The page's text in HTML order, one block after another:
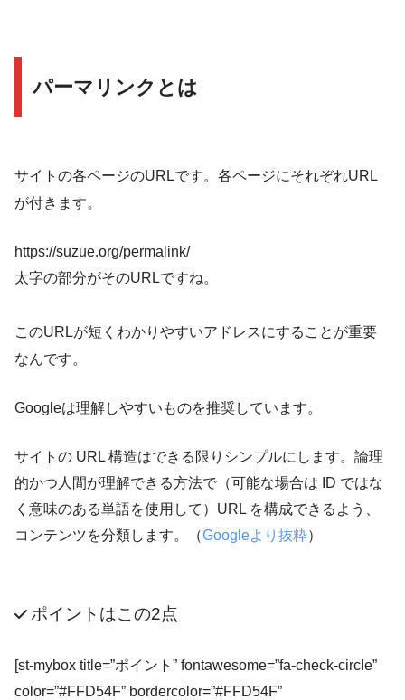
パーマリンクとは
サイトの各ページのURLです。各ページにそれぞれURL
が付きます。
https://suzue.org/permalink/
太字の部分がそのURLですね。
このURLが短くわかりやすいアドレスにすることが重要
なんです。
Googleは理解しやすいものを推奨しています。
サイトの URL 構造はできる限りシンプルにします。論理
的かつ人間が理解できる方法で（可能な場合は ID ではな
く意味のある単語を使用して）URL を構成できるよう、
コンテンツを分類します。（Googleより抜粋）
ポイントはこの2点
[st-mybox title=”ポイント” fontawesome=”fa-check-circle”
color=”#FFD54F” bordercolor=”#FFD54F”